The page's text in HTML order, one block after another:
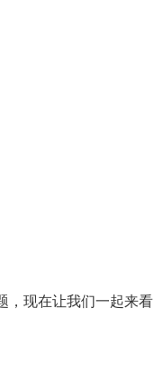
，现在让我们一起来看